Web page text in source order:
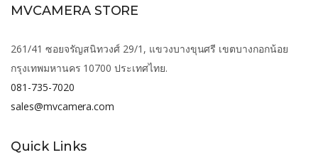
MVCAMERA STORE
261/41 ซอยจรัญสนิทวงศ์ 29/1, แขวงบางขุนศรี เขตบางกอกน้อย
กรุงเทพมหานคร 10700 ประเทศไทย.
081-735-7020
sales@mvcamera.com
Quick Links